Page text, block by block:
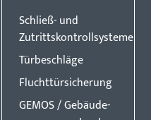
Schließ- und
Zutrittskontrollsysteme
Türbeschläge
Fluchttürsicherung
GEMOS / Gebäude-